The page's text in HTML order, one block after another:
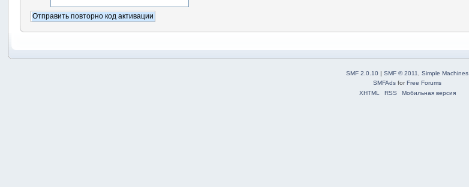
SMF 2.0.10 |SMF © 2011 ,Simple Machines
SMFAds forFree Forums
XHTML
RSS Мобильная версия